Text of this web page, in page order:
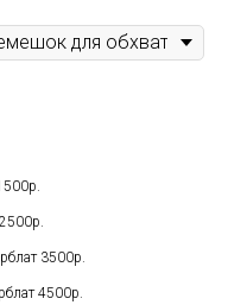
3500р.
4500р.